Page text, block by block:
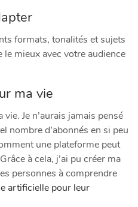
formats, tonalités et sujets
mieux avec votre audience
ma vie
Je n’aurais jamais pensé
nombre d’abonnés en si peu
une plateforme peut
à cela, j’ai pu créer ma
personnes à comprendre
artificielle pour leur